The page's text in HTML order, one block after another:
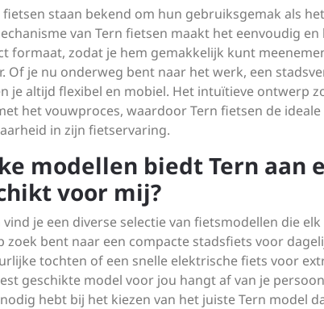
fietsen staan bekend om hun gebruiksgemak als
van Tern fietsen maakt het eenvoudig
formaat, zodat je hem gemakkelijk kunt
Of je nu onderweg bent naar het werk, een
je altijd flexibel en mobiel. Het intuïtieve ontwerp
het vouwproces, waardoor Tern fietsen de
in zijn fietservaring.
modellen biedt Tern aan
voor mij?
vind je een diverse selectie van fietsmodellen die
zoek bent naar een compacte stadsfiets voor
tochten of een snelle elektrische fiets voor
geschikte model voor jou hangt af van je
hebt bij het kiezen van het juiste Tern model